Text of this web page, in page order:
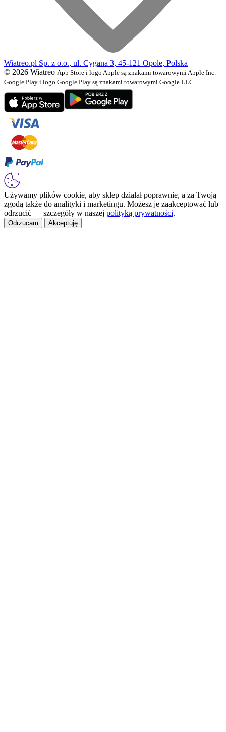
Wiatreo.pl Sp. z o.o., ul. Cygana 3, 45-121 Opole, Polska
© 2026 Wiatreo App Store i logo Apple są znakami towarowymi Apple Inc.
Google Play i logo Google Play są znakami towarowymi Google LLC.
Używamy plików cookie, aby sklep działał poprawnie, a za Twoją
zgodą także do analityki i marketingu. Możesz je zaakceptować lub
odrzucić — szczegóły w naszej polityką prywatności.
Odrzucam Akceptuję